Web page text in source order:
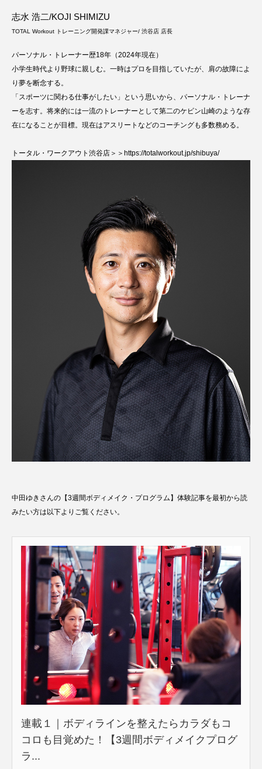
志水 浩二/KOJI SHIMIZU
TOTAL Workout トレーニング開発課マネジャー/ 渋谷店 店長
パーソナル・トレーナー歴18年（2024年現在）
小学生時代より野球に親しむ。一時はプロを目指していたが、肩の故障によ
り夢を断念する。
「スポーツに関わる仕事がしたい」という思いから、パーソナル・トレーナ
ーを志す。将来的には一流のトレーナーとして第二のケビン山崎のような存
在になることが目標。現在はアスリートなどのコーチングも多数務める。
トータル・ワークアウト渋谷店＞＞ https://totalworkout.jp/shibuya/
中田ゆきさんの【3週間ボディメイク・プログラム】体験記事を最初から読
みたい方は以下よりご覧ください。
連載１｜ボディラインを整えたらカラダもコ
コロも目覚めた！【3週間ボディメイクプログ
ラ...